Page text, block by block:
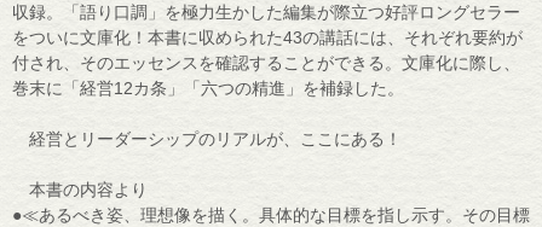
収録。「語り口調」を極力生かした編集が際立つ好評ロングセラー
をついに文庫化！本書に収められた43の講話には、それぞれ要約が
付され、そのエッセンスを確認することができる。文庫化に際し、
巻末に「経営12カ条」「六つの精進」を補録した。
経営とリーダーシップのリアルが、ここにある！
本書の内容より
●≪あるべき姿、理想像を描く。具体的な目標を指し示す。その目標